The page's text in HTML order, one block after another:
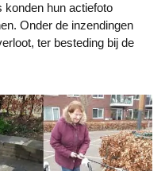
konden hun actiefoto
Onder de inzendingen
ter besteding bij de